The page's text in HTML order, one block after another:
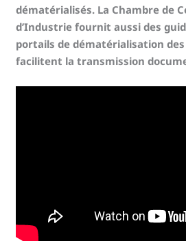
dématérialisés. La Chambre de
d’Industrie fournit aussi des
portails de dématérialisation
facilitent la transmission